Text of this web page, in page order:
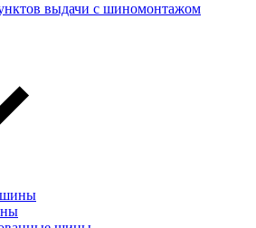
выдачи с шиномонтажом
шины